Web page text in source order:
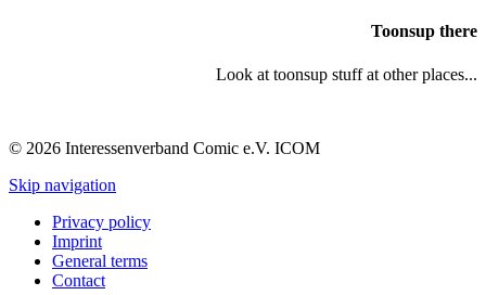
Toonsup there
Look at toonsup stuff at other places...
© 2026 Interessenverband Comic e.V. ICOM
Skip navigation
Privacy policy
Imprint
General terms
Contact